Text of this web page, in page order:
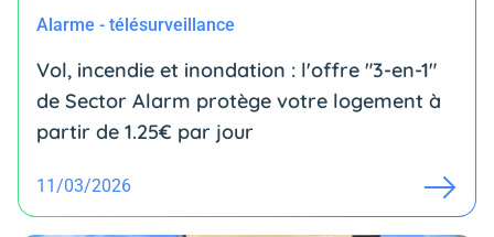
Alarme - télésurveillance
Vol, incendie et inondation : l'offre "3-en-1"
de Sector Alarm protège votre logement à
partir de 1.25€ par jour
11/03/2026